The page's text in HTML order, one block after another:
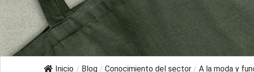
Inicio / Blog / Conocimiento del sector / A la moda y